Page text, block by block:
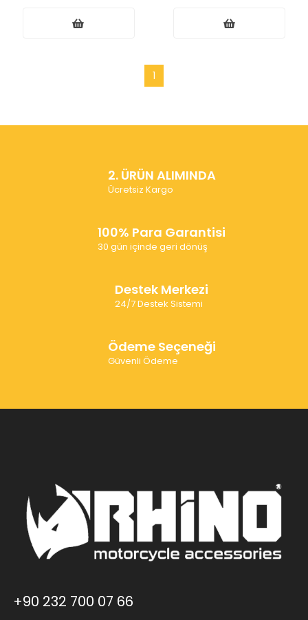
1
2. ÜRÜN ALIMINDA
Ücretsiz Kargo
100% Para Garantisi
30 gün içinde geri dönüş
Destek Merkezi
24/7 Destek Sistemi
Ödeme Seçeneği
Güvenli Ödeme
+90 232 700 07 66